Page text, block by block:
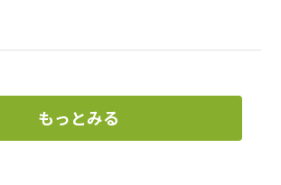
もっとみる